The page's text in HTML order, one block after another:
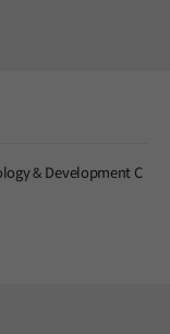
& Development C